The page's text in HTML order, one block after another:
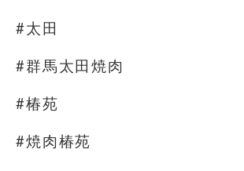
#太田
#群馬太田焼肉
#椿苑
#焼肉椿苑